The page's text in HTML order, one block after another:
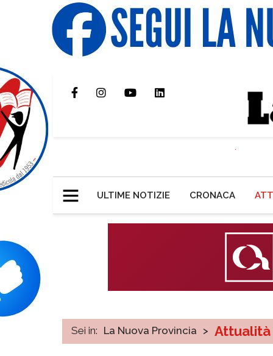
ULTIME NOTIZIE CRONACA
Sei in: La Nuova Provincia > Attualità